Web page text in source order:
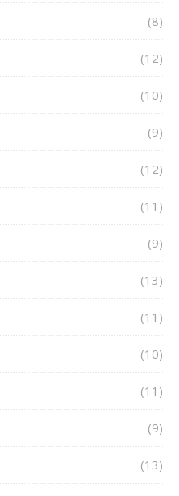
(8)
(12)
(10)
(9)
(12)
(11)
(9)
(13)
(11)
(10)
(11)
(9)
(13)